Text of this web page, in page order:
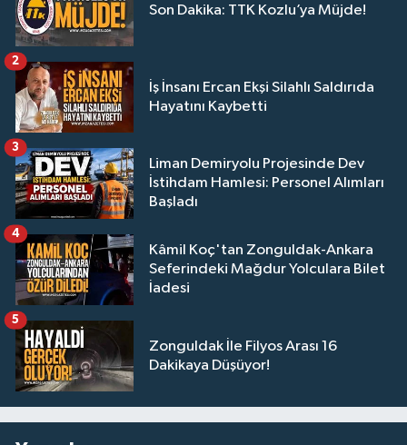
Son Dakika: TTK Kozlu’ya Müjde!
İş İnsanı Ercan Ekşi Silahlı Saldırıda
Hayatını Kaybetti
2
Liman Demiryolu Projesinde Dev
İstihdam Hamlesi: Personel Alımları
Başladı
3
Kâmil Koç'tan Zonguldak-Ankara
Seferindeki Mağdur Yolculara Bilet
İadesi
4
Zonguldak İle Filyos Arası 16
Dakikaya Düşüyor!
5